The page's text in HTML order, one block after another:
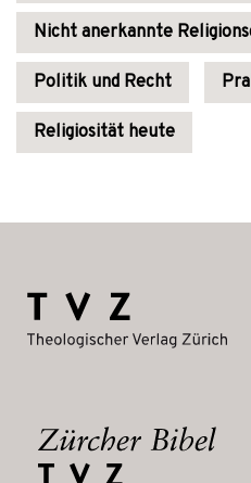
Nicht anerkannte
Politik und Recht
Religiosität heute